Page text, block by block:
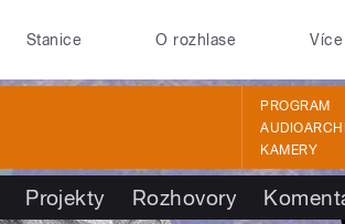
Stanice O rozhlase Více
PROGRAM
KAMERY
Projekty Rozhovory